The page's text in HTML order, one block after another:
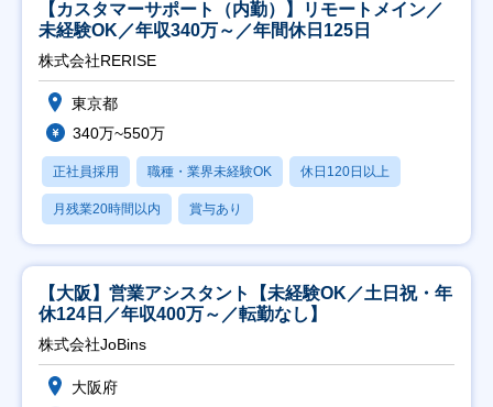
【カスタマーサポート（内勤）】リモートメイン／
未経験OK／年収340万～／年間休日125日
株式会社RERISE
東京都
340万~550万
正社員採用 職種・業界未経験OK 休日120日以上
月残業20時間以内 賞与あり
【大阪】営業アシスタント【未経験OK／土日祝・年
休124日／年収400万～／転勤なし】
株式会社JoBins
大阪府